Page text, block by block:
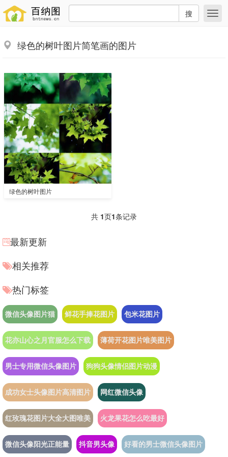
搜
绿色的树叶图片简笔画的图片
绿色的树叶图片
共 1页1条记录
最新更新
相关推荐
热门标签
微信头像图片猫 鲜花手捧花图片 包米花图片
花亦山心之月官服怎么下载 薄荷开花图片唯美图片
男士专用微信头像图片 狗狗头像情侣图片动漫
成功女士头像图片高清图片 网红微信头像
红玫瑰花图片大全大图唯美 火龙果花怎么吃最好
微信头像阳光正能量 抖音男头像 好看的男士微信头像图片